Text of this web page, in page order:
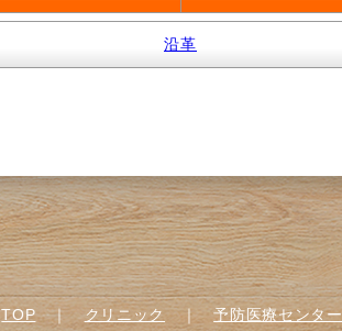
沿革
TOP｜クリニック｜予防医療センター